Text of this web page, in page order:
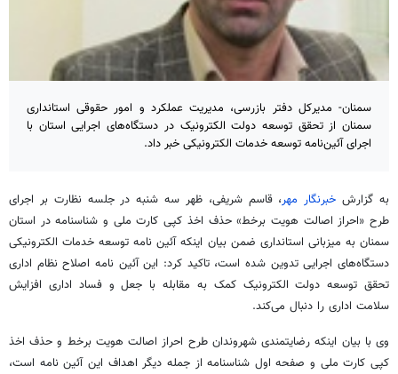
سمنان- مدیرکل دفتر بازرسی، مدیریت عملکرد و امور حقوقی استانداری
سمنان از تحقق توسعه دولت الکترونیک در دستگاه‌های اجرایی استان با
اجرای آئین‌نامه توسعه خدمات الکترونیکی خبر داد.
به گزارشخبرنگار مهر، قاسم شریفی، ظهر سه شنبه در جلسه نظارت بر اجرای
طرح «احراز اصالت هویت برخط» حذف اخذ کپی کارت ملی و شناسنامه در استان
سمنان به میزبانی استانداری ضمن بیان اینکه آئین نامه توسعه خدمات الکترونیکی
دستگاه‌های اجرایی تدوین شده است، تاکید کرد: این آئین نامه اصلاح نظام اداری
تحقق توسعه دولت الکترونیک کمک به مقابله با جعل و فساد اداری افزایش
سلامت اداری را دنبال می‌کند.
وی با بیان اینکه رضایتمندی شهروندان طرح احراز اصالت هویت برخط و حذف اخذ
کپی کارت ملی و صفحه اول شناسنامه از جمله دیگر اهداف این آئین نامه است،